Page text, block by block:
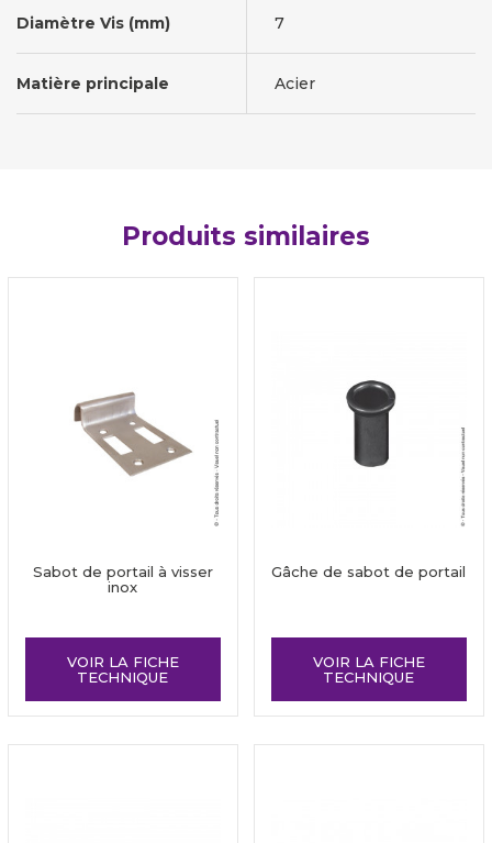
Diamètre Vis (mm) 7
Matière principale Acier
Produits similaires
Sabot de portail à visser
inox
VOIR LA FICHE
TECHNIQUE
Gâche de sabot de portail
VOIR LA FICHE
TECHNIQUE